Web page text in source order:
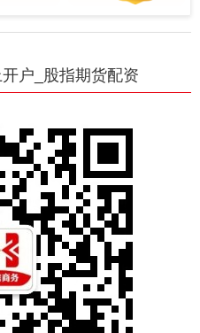
户_股指期货配资